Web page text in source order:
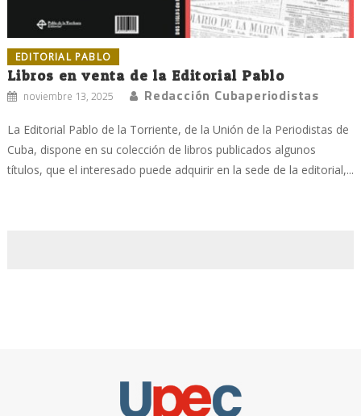
EDITORIAL PABLO
Libros en venta de la Editorial Pablo
noviembre 13, 2025 Redacción Cubaperiodistas
La Editorial Pablo de la Torriente, de la Unión de la Periodistas de
Cuba, dispone en su colección de libros publicados algunos
títulos, que el interesado puede adquirir en la sede de la editorial,...